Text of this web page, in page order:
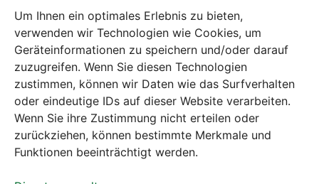
Um Ihnen ein optimales Erlebnis zu bieten,
verwenden wir Technologien wie Cookies, um
Geräteinformationen zu speichern und/oder darauf
zuzugreifen. Wenn Sie diesen Technologien
zustimmen, können wir Daten wie das Surfverhalten
oder eindeutige IDs auf dieser Website verarbeiten.
Wenn Sie ihre Zustimmung nicht erteilen oder
zurückziehen, können bestimmte Merkmale und
Funktionen beeinträchtigt werden.
Bei diesem Webshop handelt es sich um
einen B2B-Webshop
A. Rauch GmbH – Ihr Experte aus Österreich für Waagen,
Eich- & Kalibrierservice, Sprühnebel-Zerstäubungstechnik
und Lebensmittelmaschinen.